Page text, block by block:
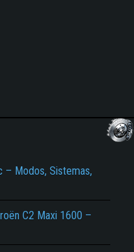
– Modos, Sistemas,
C2 Maxi 1600 –